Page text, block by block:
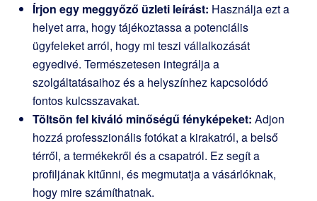
Írjon egy meggyőző üzleti leírást: Használja ezt a
helyet arra, hogy tájékoztassa a potenciális
ügyfeleket arról, hogy mi teszi vállalkozását
egyedivé. Természetesen integrálja a
szolgáltatásaihoz és a helyszínhez kapcsolódó
fontos kulcsszavakat.
Töltsön fel kiváló minőségű fényképeket: Adjon
hozzá professzionális fotókat a kirakatról, a belső
térről, a termékekről és a csapatról. Ez segít a
profiljának kitűnni, és megmutatja a vásárlóknak,
hogy mire számíthatnak.